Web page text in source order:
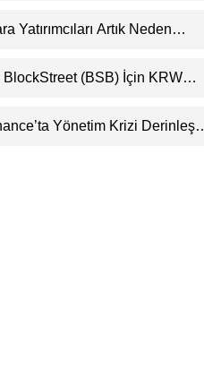
Yatırımcıları Artık Neden
BlockStreet (BSB) İçin KRW
Yönetim Krizi Derinleşti: